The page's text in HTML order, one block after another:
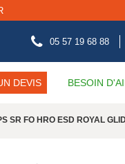
05 57 19 68 88
DEVIS BESOIN
SR FO HRO ESD ROYAL